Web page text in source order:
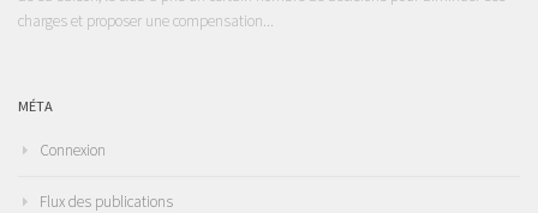
charges et proposer une compensation...
MÉTA
Connexion
Flux des publications